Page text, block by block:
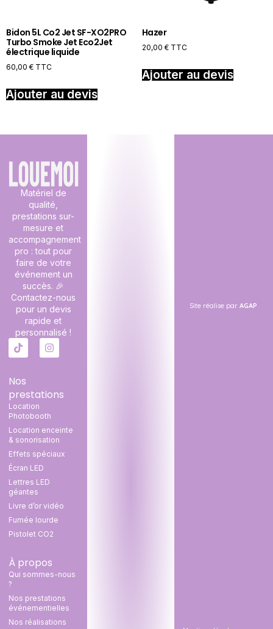
Bidon 5L Co2 Jet SF-XO2PRO
Turbo Smoke Jet Eco2Jet
électrique liquide
60,00 € TTC
Ajouter au devis
Hazer
20,00 € TTC
Ajouter au devis
Matériel de
qualité,
prestations sur-
mesure et
accompagnement
pro : tout pour
faire de votre
événement un
succès. 🎉
Contactez-nous
pour un devis
rapide et
personnalisé !
Nos
prestations
Location
Photobooth
Location enceinte
& sonorisation
Effets spéciaux
Écran LED
Lettres LED
géantes
Livre d’or vidéo
Fumée lourde
Pistolet CO2
À propos
Qui sommes-nous
?
Nos prestations
événementielles
Nos réalisations
Site réalise parAGAP